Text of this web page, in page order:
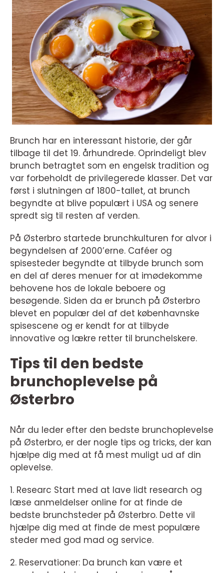
Brunch har en interessant historie, der går
tilbage til det 19. århundrede. Oprindeligt blev
brunch betragtet som en engelsk tradition og
var forbeholdt de privilegerede klasser. Det var
først i slutningen af 1800-tallet, at brunch
begyndte at blive populært i USA og senere
spredt sig til resten af verden.
På Østerbro startede brunchkulturen for alvor i
begyndelsen af 2000’erne. Caféer og
spisesteder begyndte at tilbyde brunch som
en del af deres menuer for at imødekomme
behovene hos de lokale beboere og
besøgende. Siden da er brunch på Østerbro
blevet en populær del af det københavnske
spisescene og er kendt for at tilbyde
innovative og lækre retter til brunchelskere.
Tips til den bedste
brunchoplevelse på
Østerbro
Når du leder efter den bedste brunchoplevelse
på Østerbro, er der nogle tips og tricks, der kan
hjælpe dig med at få mest muligt ud af din
oplevelse.
1. Researc Start med at lave lidt research og
læse anmeldelser online for at finde de
bedste brunchsteder på Østerbro. Dette vil
hjælpe dig med at finde de mest populære
steder med god mad og service.
2. Reservationer: Da brunch kan være et